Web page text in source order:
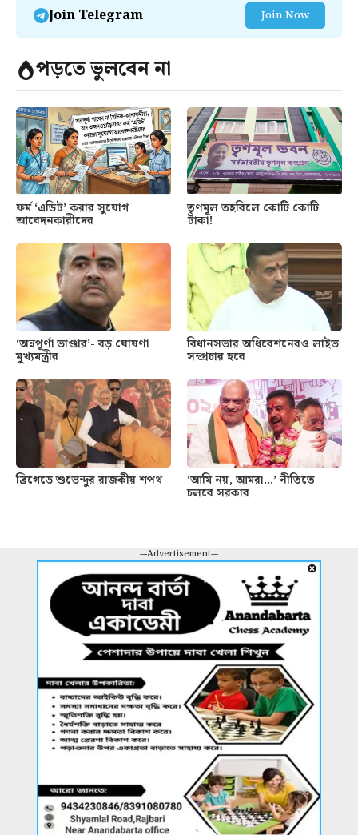
Join Telegram Join Now
পড়তে ভুলবেন না
ফর্ম ‘এডিট’ করার সুযোগ
আবেদনকারীদের
তৃণমূল তহবিলে কোটি কোটি
টাকা!
‘অন্নপূর্ণা ভাণ্ডার’- বড় ঘোষণা
মুখ্যমন্ত্রীর
বিধানসভার অধিবেশনেরও লাইভ
সম্প্রচার হবে
ব্রিগেডে শুভেন্দুর রাজকীয় শপথ ‘আমি নয়, আমরা…’ নীতিতে
চলবে সরকার
---Advertisement---